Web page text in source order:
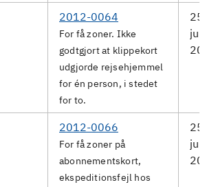
2012-0064
For få zoner. Ikke
godtgjort at klippekort
udgjorde rejsehjemmel
for én person, i stedet
for to.
25.
juni
2012-0066
For få zoner på
abonnementskort,
ekspeditionsfejl hos
25.
juni